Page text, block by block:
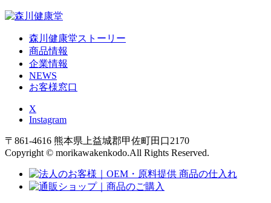
森川健康堂ストーリー
商品情報
企業情報
NEWS
お客様窓口
X
Instagram
〒861-4616 熊本県上益城郡甲佐町田口2170
Copyright © morikawakenkodo.All Rights Reserved.